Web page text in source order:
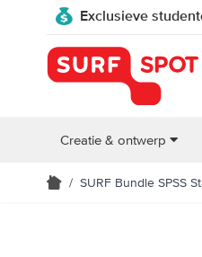
Exclusieve
Creatie & ontwerp
/ SURF Bundle SPSS